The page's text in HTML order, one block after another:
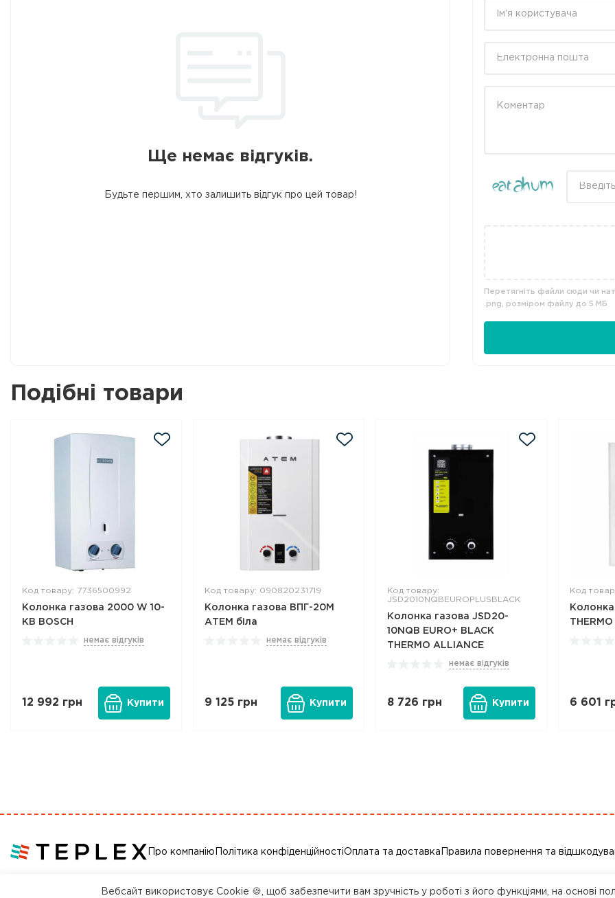
Ще немає відгуків.
Будьте першим, хто залишить відгук про цей товар!
Перетягніть файли сюди чи
.png, розміром файлу до 5 МБ
Подібні товари
Код товару: 7736500992
Колонка газова 2000 W 10-
KB BOSCH
немає відгуків
12 992 грн Купити
Код товару: 090820231719
Колонка газова ВПГ-20М
АТЕМ біла
немає відгуків
9 125 грн Купити
Код товару:
JSD2010NQBEUROPLUSBLACK
Колонка газова JSD20-
10NQB EURO+ BLACK
THERMO ALLIANCE
немає відгуків
8 726 грн Купити
Код
Колонка
6 601
Про компанію Політика конфіденційностіОплата та доставка Правила повернення та
© 2018 — 2026 Всі права захищені, компанія Теплекс
Вебсайт використовує Cookie 🍪, щоб забезпечити вам зручність у роботі з його функціями, на основі